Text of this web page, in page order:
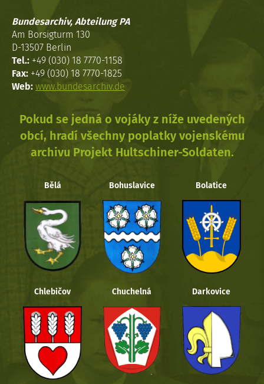
Bundesarchiv, Abteilung PA
Am Borsigturm 130
D-13507 Berlin
Tel.: +49 (030) 18 7770-1158
Fax: +49 (030) 18 7770-1825
Web: www.bundesarchiv.de
Pokud se jedná o vojáky z níže uvedených
obcí, hradí všechny poplatky vojenskému
archivu Projekt Hultschiner-Soldaten.
Bělá Bohuslavice Bolatice
Chlebičov Chuchelná Darkovice